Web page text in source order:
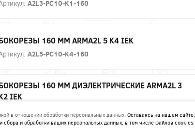
A2L3-PC10-K1-160
160 ММ ARMA2L 5 K4 IEK
A2L5-PC10-K4-160
160 ММ ДИЭЛЕКТРИЧЕСКИЕ ARMA2L 3
IEK
в отношении обработки персональных данных. Оставаясь на нашем сайте,
сбора и обработки ваших персональных данных, в том числе файлов cookies.